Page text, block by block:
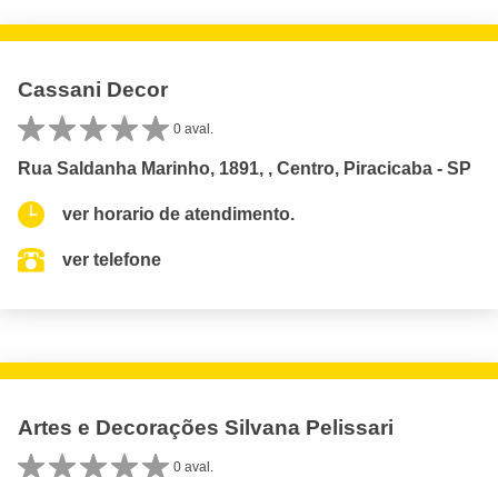
Cassani Decor
0 aval.
Rua Saldanha Marinho, 1891, , Centro, Piracicaba - SP
ver horario de atendimento.
ver telefone
Artes e Decorações Silvana Pelissari
0 aval.